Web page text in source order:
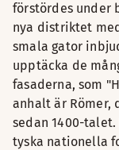
förstördes under
nya distriktet
smala gator
upptäcka de
fasaderna, som
anhalt är Römer,
sedan 1400-
tyska nationella